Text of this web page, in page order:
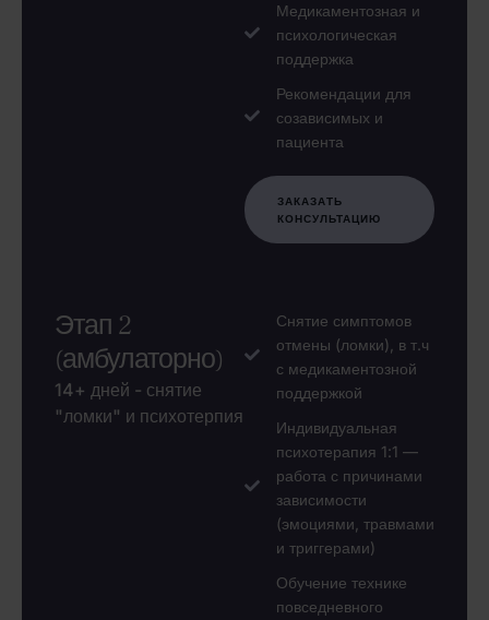
Медикаментозная и
психологическая
поддержка
Рекомендации для
созависимых и
пациента
ЗАКАЗАТЬ
КОНСУЛЬТАЦИЮ
Этап 2
(амбулаторно)
14+ дней - снятие
"ломки" и психотерпия
Снятие симптомов
отмены (ломки), в т.ч
с медикаментозной
поддержкой
Индивидуальная
психотерапия 1:1 —
работа с причинами
зависимости
(эмоциями, травмами
и триггерами)
Обучение технике
повседневного